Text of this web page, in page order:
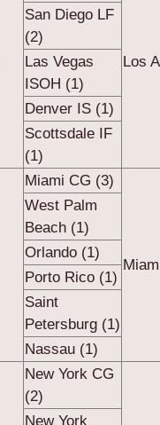
Los
San Diego LF
(2)
Las Vegas
ISOH (1)
Denver IS (1)
Scottsdale IF
(1)
Miami CG (3)
West Palm
Beach (1)
Orlando (1)
Porto Rico (1)
Saint
Petersburg (1)
Nassau (1)
New York CG
(2)
New York